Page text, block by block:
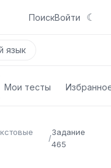
ПоискВойти ☾
язык
Мои тесты
/
Задание
465